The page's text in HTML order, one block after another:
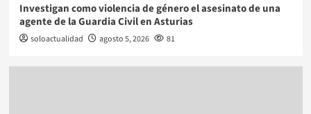
Investigan como violencia de género el asesinato de una
agente de la Guardia Civil en Asturias
soloactualidad agosto 5, 2026 81